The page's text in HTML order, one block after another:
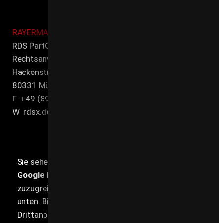
RAYERMANN DITTMEIER SEIFERT
RDS PartG mbB
Rechtsanwälte und Steuerberater
Hackenstr. 7
80331 MünchenT +49 (89) 21 545 00-0
F +49 (89) 21 545 00-90
W rdsx.de
Sie sehen gerade einen Platzhalterinhalt von
Google Maps
zuzugreifen, klicken Sie auf die Schaltfläche
unten. Bitte beachten Sie, dass dabei Daten an
Drittanbieter weitergegeben werden.